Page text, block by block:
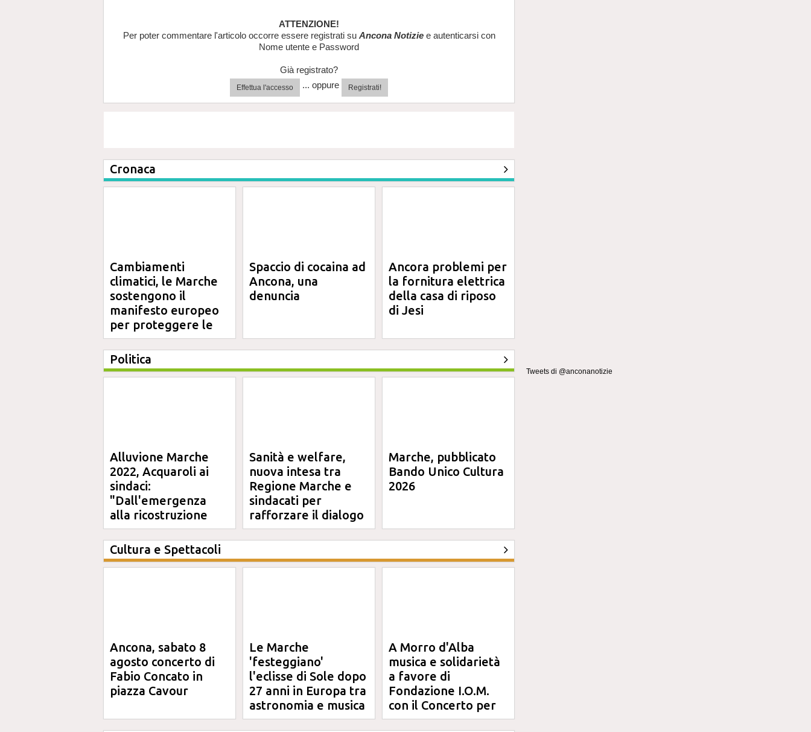
ATTENZIONE!
Per poter commentare l'articolo occorre essere registrati su Ancona Notiziee autenticarsi con
Nome utente e Password
Già registrato?
Effettua l'accesso ... oppure Registrati!
Cronaca
Cambiamenti
climatici, le Marche
sostengono il
manifesto europeo
per proteggere le
aree costiere
Spaccio di cocaina ad
Ancona, una
denuncia
Ancora problemi per
la fornitura elettrica
della casa di riposo
di Jesi
Politica
Alluvione Marche
2022, Acquaroli ai
sindaci:
"Dall'emergenza
alla ricostruzione
definitiva"
Sanità e welfare,
nuova intesa tra
Regione Marche e
sindacati per
rafforzare il dialogo
Marche, pubblicato
Bando Unico Cultura
2026
Cultura e Spettacoli
Ancona, sabato 8
agosto concerto di
Fabio Concato in
piazza Cavour
Le Marche
'festeggiano'
l'eclisse di Sole dopo
27 anni in Europa tra
astronomia e musica
A Morro d'Alba
musica e solidarietà
a favore di
Fondazione I.O.M.
con il Concerto per
Anna
Tweets di @anconanotizie